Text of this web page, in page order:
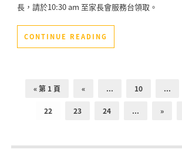
長，請於10:30 am 至家長會服務台領取。
CONTINUE READING
« 第 1 頁 « ... 10 ...
22 23 24 ... »